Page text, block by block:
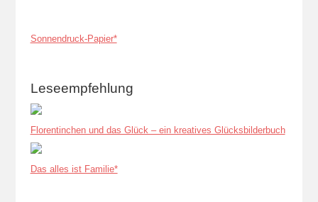
Sonnendruck-Papier*
Leseempfehlung
Florentinchen und das Glück – ein kreatives Glücksbilderbuch
Das alles ist Familie*